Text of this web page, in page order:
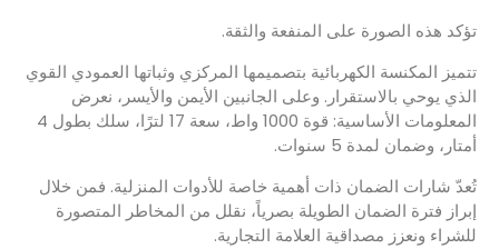
تؤكد هذه الصورة على المنفعة والثقة.
تتميز المكنسة الكهربائية بتصميمها المركزي وثباتها العمودي القوي
الذي يوحي بالاستقرار. وعلى الجانبين الأيمن والأيسر، نعرض
المعلومات الأساسية: قوة 1000 واط، سعة 17 لترًا، سلك بطول 4
أمتار، وضمان لمدة 5 سنوات.
تُعدّ شارات الضمان ذات أهمية خاصة للأدوات المنزلية. فمن خلال
إبراز فترة الضمان الطويلة بصرياً، نقلل من المخاطر المتصورة
للشراء ونعزز مصداقية العلامة التجارية.